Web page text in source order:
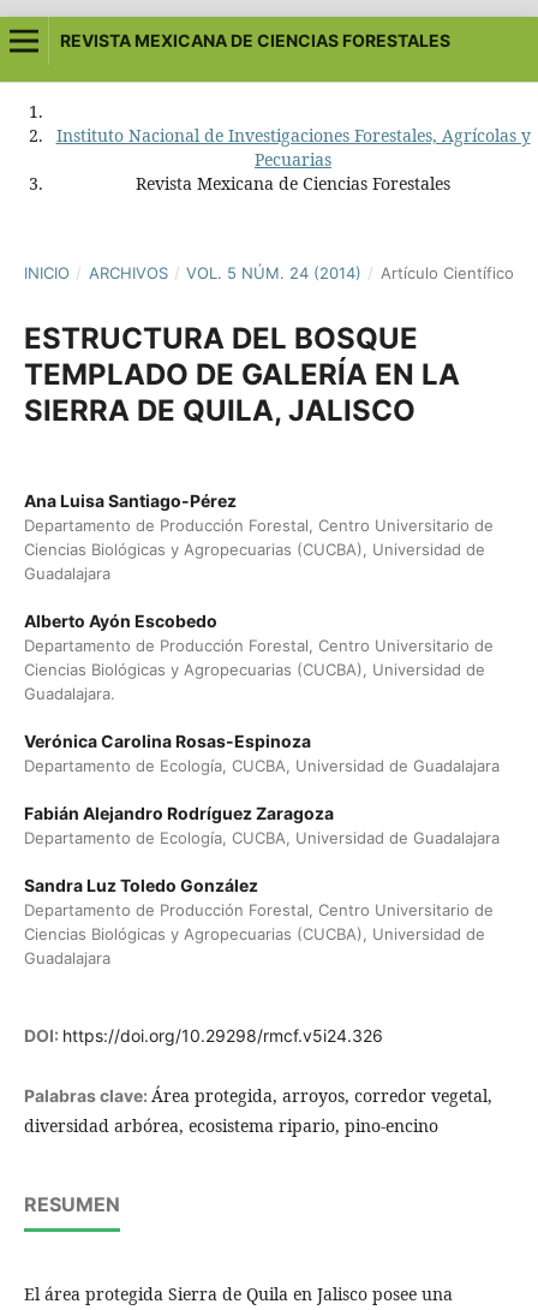
REVISTA MEXICANA DE CIENCIAS FORESTALES
Instituto Nacional de Investigaciones Forestales, Agrícolas y
Pecuarias
Revista Mexicana de Ciencias Forestales
INICIO / ARCHIVOS / VOL. 5 NÚM. 24 (2014) / Artículo Científico
ESTRUCTURA DEL BOSQUE
TEMPLADO DE GALERÍA EN LA
SIERRA DE QUILA, JALISCO
Ana Luisa Santiago-Pérez
Departamento de Producción Forestal, Centro Universitario de
Ciencias Biológicas y Agropecuarias (CUCBA), Universidad de
Guadalajara
Alberto Ayón Escobedo
Departamento de Producción Forestal, Centro Universitario de
Ciencias Biológicas y Agropecuarias (CUCBA), Universidad de
Guadalajara.
Verónica Carolina Rosas-Espinoza
Departamento de Ecología, CUCBA, Universidad de Guadalajara
Fabián Alejandro Rodríguez Zaragoza
Departamento de Ecología, CUCBA, Universidad de Guadalajara
Sandra Luz Toledo González
Departamento de Producción Forestal, Centro Universitario de
Ciencias Biológicas y Agropecuarias (CUCBA), Universidad de
Guadalajara
DOI: https://doi.org/10.29298/rmcf.v5i24.326
Palabras clave: Área protegida, arroyos, corredor vegetal,
diversidad arbórea, ecosistema ripario, pino-encino
RESUMEN
El área protegida Sierra de Quila en Jalisco posee una